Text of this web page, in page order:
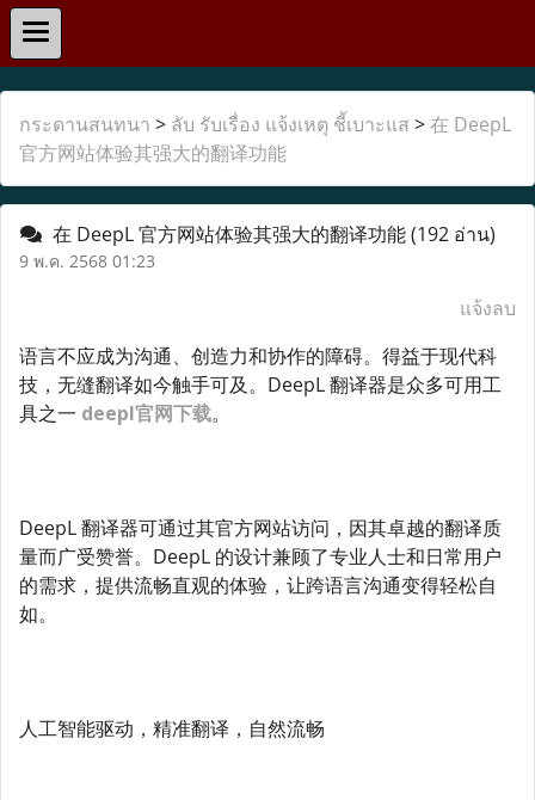
กระดานสนทนา > ลับ รับเรื่อง แจ้งเหตุ ชี้เบาะแส >在 DeepL
官方网站体验其强大的翻译功能
在 DeepL 官方网站体验其强大的翻译功能(192 อ่าน)
9 พ.ค. 2568 01:23
แจ้งลบ
语言不应成为沟通、创造力和协作的障碍。得益于现代科
技，无缝翻译如今触手可及。DeepL 翻译器是众多可用工
具之一 deepl官网下载。
DeepL 翻译器可通过其官方网站访问，因其卓越的翻译质
量而广受赞誉。DeepL 的设计兼顾了专业人士和日常用户
的需求，提供流畅直观的体验，让跨语言沟通变得轻松自
如。
人工智能驱动，精准翻译，自然流畅